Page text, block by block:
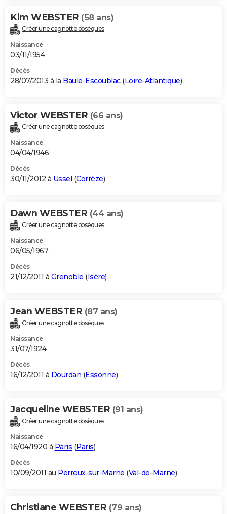
Kim WEBSTER (58 ans)
Créer une cagnotte obsèques
Naissance
03/11/1954
Décès
28/07/2013 à la Baule-Escoublac(Loire-Atlantique)
Victor WEBSTER (66 ans)
Créer une cagnotte obsèques
Naissance
04/04/1946
Décès
30/11/2012 à Ussel (Corrèze)
Dawn WEBSTER (44 ans)
Créer une cagnotte obsèques
Naissance
06/05/1967
Décès
21/12/2011 à Grenoble (Isère)
Jean WEBSTER (87 ans)
Créer une cagnotte obsèques
Naissance
31/07/1924
Décès
16/12/2011 à Dourdan (Essonne)
Jacqueline WEBSTER (91 ans)
Créer une cagnotte obsèques
Naissance
16/04/1920 à Paris (Paris)
Décès
10/09/2011 au Perreux-sur-Marne (Val-de-Marne)
Christiane WEBSTER (79 ans)